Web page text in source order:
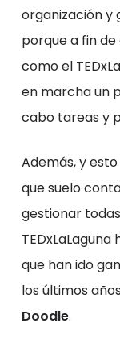
organización y
porque a fin
como el
en marcha un
cabo tareas y
Además, y
que suelo
gestionar
que han ido
los últimos
Doodle.